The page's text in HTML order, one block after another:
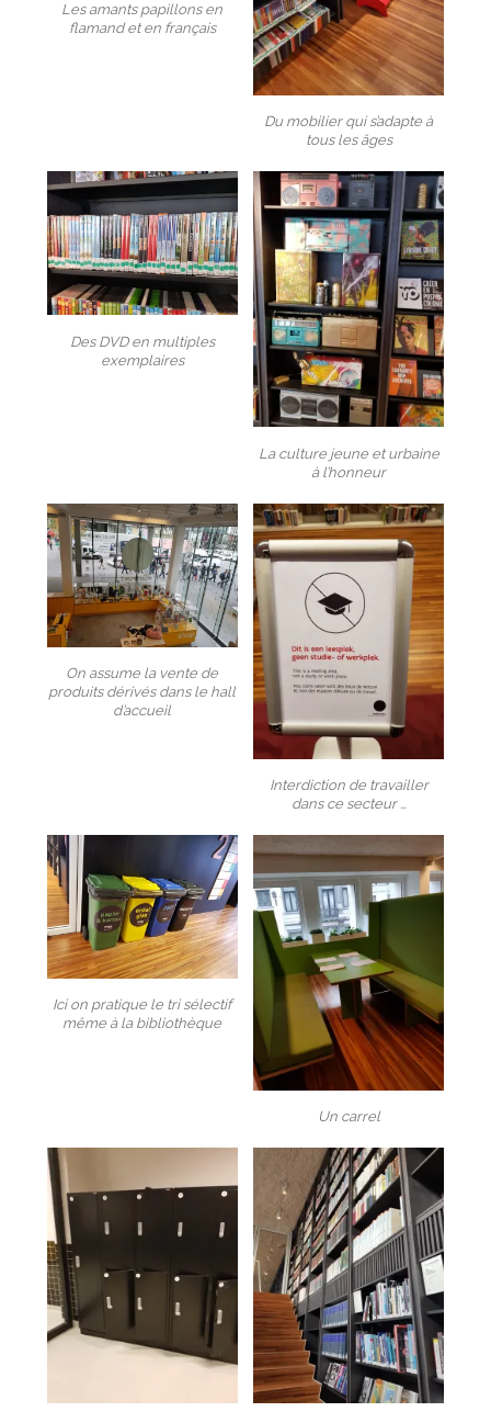
Les amants papillons en
flamand et en français
Du mobilier qui s’adapte à
tous les âges
Des DVD en multiples
exemplaires
La culture jeune et urbaine
à l’honneur
On assume la vente de
produits dérivés dans le hall
d’accueil
Interdiction de travailler
dans ce secteur …
Ici on pratique le tri sélectif
même à la bibliothèque
Un carrel